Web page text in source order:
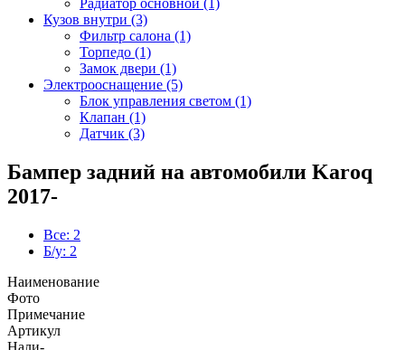
Радиатор основной (1)
Кузов внутри (3)
Фильтр салона (1)
Торпедо (1)
Замок двери (1)
Электрооснащение (5)
Блок управления светом (1)
Клапан (1)
Датчик (3)
Бампер задний на автомобили Karoq
2017-
Все: 2
Б/у: 2
Наименование
Фото
Примечание
Артикул
Нали-